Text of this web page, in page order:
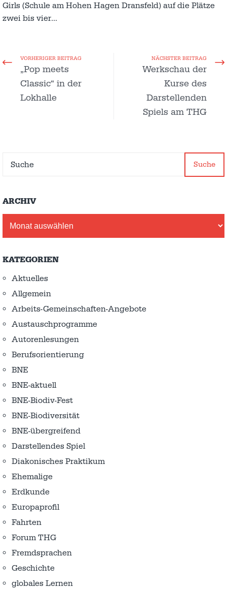
Girls (Schule am Hohen Hagen Dransfeld) auf die Plätze
zwei bis vier…
VORHERIGER BEITRAG
„Pop meets
Classic“ in der
Lokhalle
NÄCHSTER BEITRAG
Werkschau der
Kurse des
Darstellenden
Spiels am THG
Suche
ARCHIV
KATEGORIEN
Aktuelles
Allgemein
Arbeits-Gemeinschaften-Angebote
Austausch­programme
Autorenlesungen
Berufsorientierung
BNE
BNE-aktuell
BNE-Biodiv-Fest
BNE-Biodiversität
BNE-übergreifend
Darstellendes Spiel
Diakonisches Praktikum
Ehemalige
Erdkunde
Europaprofil
Fahrten
Forum THG
Fremdsprachen
Geschichte
globales Lernen